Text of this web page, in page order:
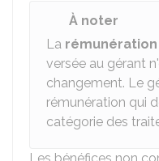
À noter
La
versée au gérant
changement. Le
rémunération qui
catégorie des